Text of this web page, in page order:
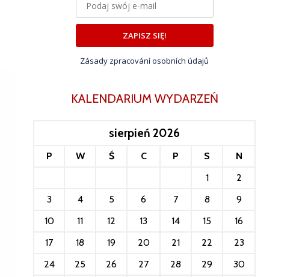
ZAPISZ SIĘ!
Zásady zpracování osobních údajů
KALENDARIUM WYDARZEŃ
sierpień 2026
P W Ś C P S
N
1
2
3
4 5 6 7 8
9
10
11 12 13 14 15
16
17
18 19 20 21 22
23
24
25 26 27 28 29
30